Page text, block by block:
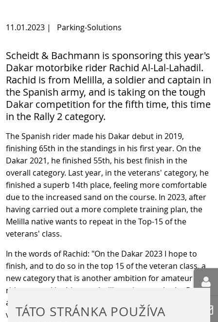
TÁTO STRÁNKA POUŽÍVA
11.01.2023 | Parking-Solutions
Scheidt & Bachmann is sponsoring this year's
Dakar motorbike rider Rachid Al-Lal-Lahadil.
Rachid is from Melilla, a soldier and captain in
the Spanish army, and is taking on the tough
Dakar competition for the fifth time, this time
in the Rally 2 category.
The Spanish rider made his Dakar debut in 2019,
finishing 65th in the standings in his first year. On the
Dakar 2021, he finished 55th, his best finish in the
overall category. Last year, in the veterans' category, he
finished a superb 14th place, feeling more comfortable
due to the increased sand on the course. In 2023, after
having carried out a more complete training plan, the
Melilla native wants to repeat in the Top-15 of the
veterans' class.
In the words of Rachid: "On the Dakar 2023 I hope to
finish, and to do so in the top 15 of the veteran class, a
new category that is another ambition for amateur
riders to tackle this race. I will continue to do the Dakar
as long as my body and resources last. Last year I felt
very good and this year I'm going for it again". Sergio